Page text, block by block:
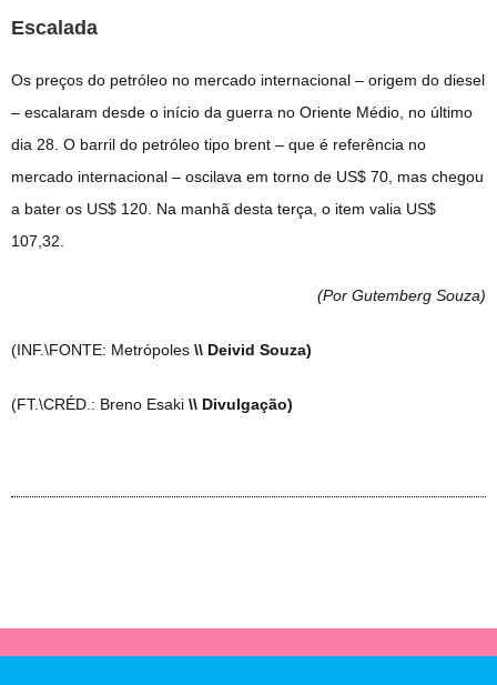
Escalada
Os preços do petróleo no mercado internacional – origem do diesel
– escalaram desde o início da guerra no Oriente Médio, no último
dia 28. O barril do petróleo tipo brent – que é referência no
mercado internacional – oscilava em torno de US$ 70, mas chegou
a bater os US$ 120. Na manhã desta terça, o item valia US$
107,32.
(Por Gutemberg Souza)
(INF.\FONTE: Metrópoles \\ Deivid Souza)
(FT.\CRÉD.: Breno Esaki \\ Divulgação)